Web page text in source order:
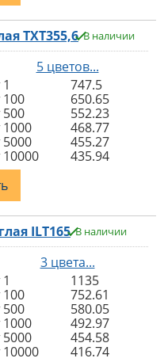
TXT355,6 В наличии
5 цветов...
747.5
100
650.65
500
552.23
1000
468.77
5000
455.27
10000
435.94
ILT165 В наличии
3 цвета...
1135
100
752.61
500
580.05
1000
492.97
5000
454.58
10000
416.74